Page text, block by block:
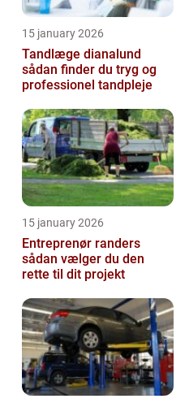
15 january 2026
Tandlæge dianalund
sådan finder du tryg og
professionel tandpleje
15 january 2026
Entreprenør randers
sådan vælger du den
rette til dit projekt